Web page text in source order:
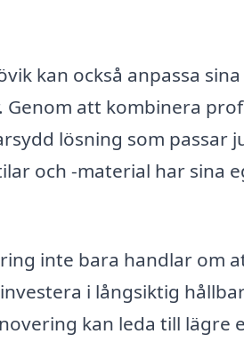
kan också anpassa
att kombinera
lösning som passar
och -material har sina
inte bara handlar om
i långsiktig
kan leda till lägre